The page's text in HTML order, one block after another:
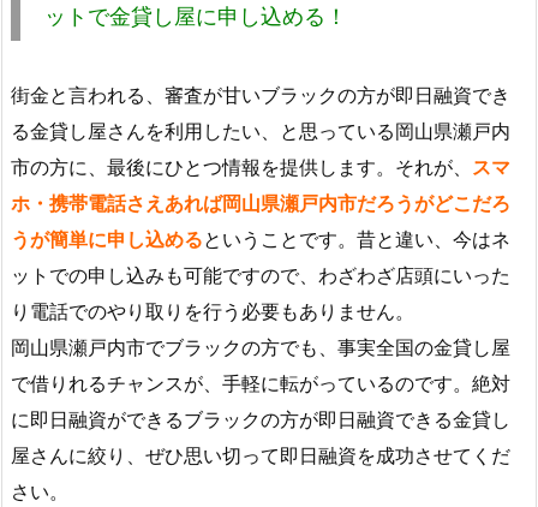
ットで金貸し屋に申し込める！
街金と言われる、審査が甘いブラックの方が即日融資でき
る金貸し屋さんを利用したい、と思っている岡山県瀬戸内
市の方に、最後にひとつ情報を提供します。それが、 スマ
ホ・携帯電話さえあれば岡山県瀬戸内市だろうがどこだろ
うが簡単に申し込めるということです。昔と違い、今はネ
ットでの申し込みも可能ですので、わざわざ店頭にいった
り電話でのやり取りを行う必要もありません。
岡山県瀬戸内市でブラックの方でも、事実全国の金貸し屋
で借りれるチャンスが、手軽に転がっているのです。絶対
に即日融資ができるブラックの方が即日融資できる金貸し
屋さんに絞り、ぜひ思い切って即日融資を成功させてくだ
さい。